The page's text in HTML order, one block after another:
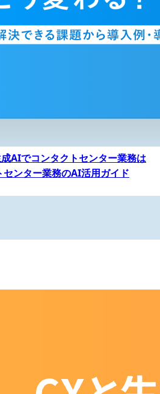
成AIでコンタクトセンター業務は
ンター業務のAI活用ガイド